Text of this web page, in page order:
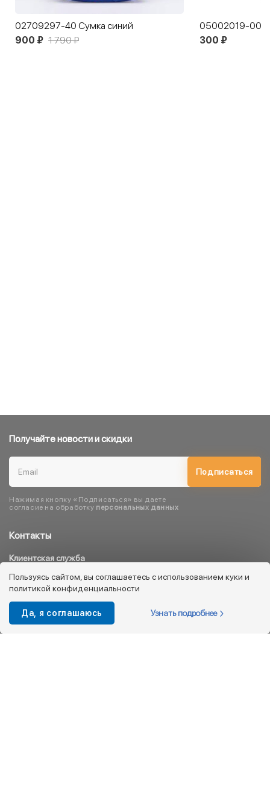
02709297-40 Сумка синий
900 ₽ 1 790 ₽ 300 ₽
Контакты
Клиентская служба
8 800 333 08 45
info@kotofey.ru
Магазины в Москва (50)
Получайте новости и скидки
Подписаться
Нажимая кнопку «Подписаться» вы даете
согласие на обработку персональных данных
Пользуясь сайтом, вы соглашаетесь с использованием куки и
политикой конфиденциальности
Да, я соглашаюсь Узнать подробнее